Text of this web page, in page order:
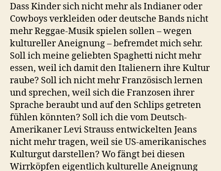
Dass Kinder sich nicht mehr als Indianer oder
Cowboys verkleiden oder deutsche Bands nicht
mehr Reggae-Musik spielen sollen – wegen
kultureller Aneignung – befremdet mich sehr.
Soll ich meine geliebten Spaghetti nicht mehr
essen, weil ich damit den Italienern ihre Kultur
raube? Soll ich nicht mehr Französisch lernen
und sprechen, weil sich die Franzosen ihrer
Sprache beraubt und auf den Schlips getreten
fühlen könnten? Soll ich die vom Deutsch-
Amerikaner Levi Strauss entwickelten Jeans
nicht mehr tragen, weil sie US-amerikanisches
Kulturgut darstellen? Wo fängt bei diesen
Wirrköpfen eigentlich kulturelle Aneignung